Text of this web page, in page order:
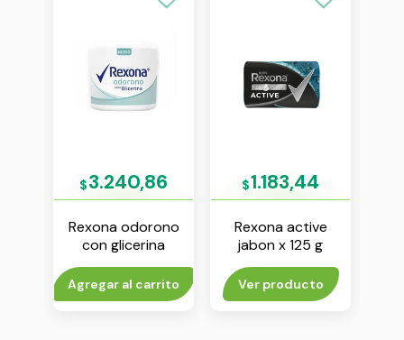
$3.240,86
Rexona odorono
con glicerina
antitranspirante en
crema x 60 g
Agregar al carrito
$1.183,44
Rexona active
jabon x 125 g
Ver producto